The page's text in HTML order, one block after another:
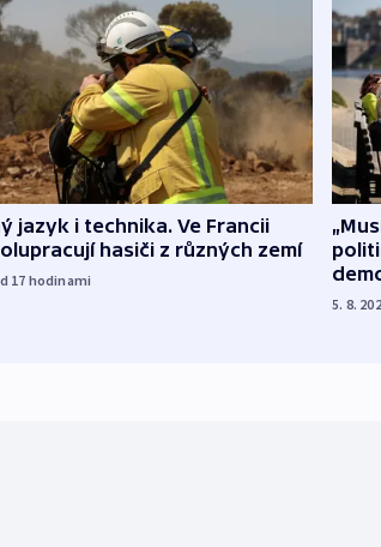
jazyk i technika. Ve Francii
hasiči z různých zemí
17 hodinami
5. 8.